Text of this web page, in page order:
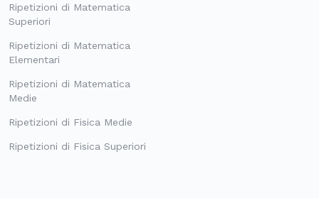
Ripetizioni di Matematica
Superiori
Ripetizioni di Matematica
Elementari
Ripetizioni di Matematica
Medie
Ripetizioni di Fisica Medie
Ripetizioni di Fisica Superiori